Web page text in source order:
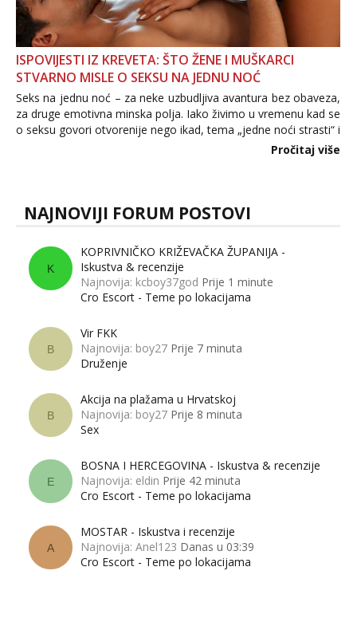
ISPOVIJESTI IZ KREVETA: ŠTO ŽENE I MUŠKARCI
STVARNO MISLE O SEKSU NA JEDNU NOĆ
Seks na jednu noć – za neke uzbudljiva avantura bez obaveza,
za druge emotivna minska polja. Iako živimo u vremenu kad se
o seksu govori otvorenije nego ikad, tema „jedne noći strasti“ i
dalje izaziva burne rasprave. Što zapravo misle žene, a što
Pročitaj više
NAJNOVIJI FORUM POSTOVI
K
KOPRIVNIČKO KRIŽEVAČKA ŽUPANIJA -
Iskustva & recenzije
Najnovija: kcboy37god Prije 1 minute
Cro Escort - Teme po lokacijama
B
Vir FKK
Najnovija: boy27 Prije 7 minuta
Druženje
B
Akcija na plažama u Hrvatskoj
Najnovija: boy27 Prije 8 minuta
Sex
E
BOSNA I HERCEGOVINA - Iskustva & recenzije
Najnovija: eldin Prije 42 minuta
Cro Escort - Teme po lokacijama
A
MOSTAR - Iskustva i recenzije
Najnovija: Anel123 Danas u 03:39
Cro Escort - Teme po lokacijama